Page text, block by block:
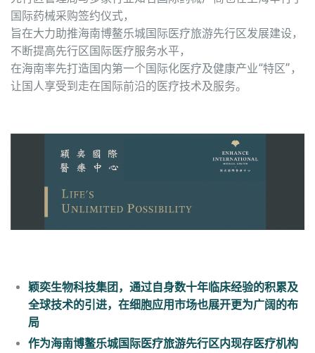
国际药械采购签约仪式，
旨在大力助推海南博鳌乐城国际医疗旅游先行区发展建设，
不断提高先行区国际医疗服务水平，
在海南率先打造国内第一个国际化医疗及健康产业“特区”，
让国人享受到走在国际前沿的医疗技术及服务。
颖奕生物科技集团，通过自身数十年临床经验的积累及
全球技术的引进，在细胞应用市场也展开更为广阔的布
局
作为海南博鳌乐城国际医疗旅游先行区内现存医疗机构